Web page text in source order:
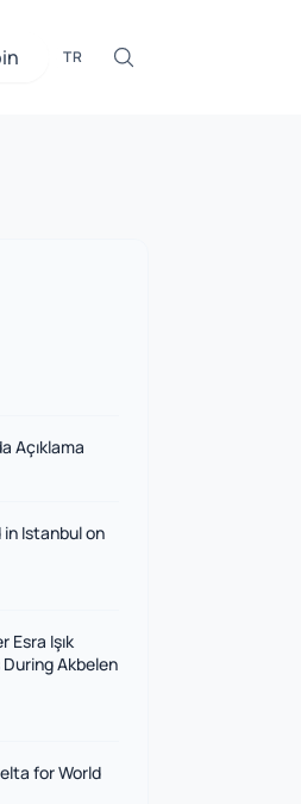
TR
Açıklama
Istanbul on
Esra Işık
Akbelen
for World